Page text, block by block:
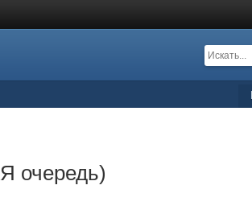
очередь)